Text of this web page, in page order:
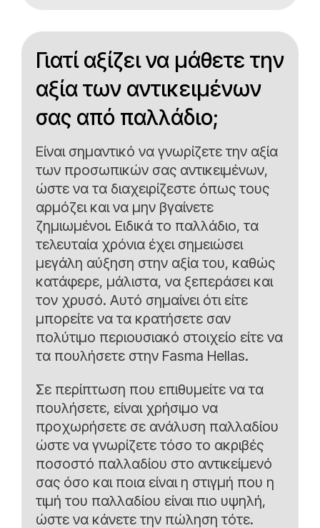
Γιατί αξίζει να μάθετε την
αξία των αντικειμένων
σας από παλλάδιο;
Είναι σημαντικό να γνωρίζετε την αξία
των προσωπικών σας αντικειμένων,
ώστε να τα διαχειρίζεστε όπως τους
αρμόζει και να μην βγαίνετε
ζημιωμένοι. Ειδικά το παλλάδιο, τα
τελευταία χρόνια έχει σημειώσει
μεγάλη αύξηση στην αξία του, καθώς
κατάφερε, μάλιστα, να ξεπεράσει και
τον χρυσό. Αυτό σημαίνει ότι είτε
μπορείτε να τα κρατήσετε σαν
πολύτιμο περιουσιακό στοιχείο είτε να
τα πουλήσετε στην Fasma Hellas.
Σε περίπτωση που επιθυμείτε να τα
πουλήσετε, είναι χρήσιμο να
προχωρήσετε σε ανάλυση παλλαδίου
ώστε να γνωρίζετε τόσο το ακριβές
ποσοστό παλλαδίου στο αντικείμενό
σας όσο και ποια είναι η στιγμή που η
τιμή του παλλαδίου είναι πιο υψηλή,
ώστε να κάνετε την πώληση τότε.